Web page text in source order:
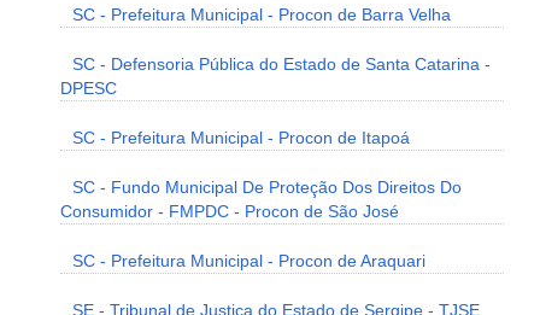
SC - Prefeitura Municipal - Procon de Barra Velha
SC - Defensoria Pública do Estado de Santa Catarina -
DPESC
SC - Prefeitura Municipal - Procon de Itapoá
SC - Fundo Municipal De Proteção Dos Direitos Do
Consumidor - FMPDC - Procon de São José
SC - Prefeitura Municipal - Procon de Araquari
SE - Tribunal de Justiça do Estado de Sergipe - TJSE